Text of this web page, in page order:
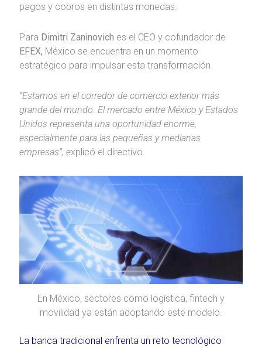
pagos y cobros en distintas monedas.
Para Dimitri Zaninovich es el CEO y cofundador de
EFEX, México se encuentra en un momento
estratégico para impulsar esta transformación.
“Estamos en el corredor de comercio exterior más
grande del mundo. El mercado entre México y Estados
Unidos representa una oportunidad enorme,
especialmente para las pequeñas y medianas
empresas”, explicó el directivo.
En México, sectores como logística, fintech y
movilidad ya están adoptando este modelo.
La banca tradicional enfrenta un reto tecnológico